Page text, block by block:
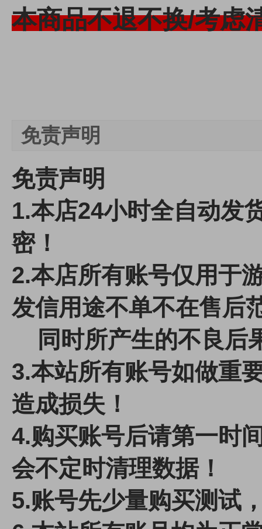
本商品不退不换/考虑
免责声明
免责声明
1.本店24小时全自动发
密！
2.本店所有账号仅用于
发信用途不单不在售后
同时所产生的不良后
3.本站所有账号如做重
造成损失！
4.购买账号后请第一时
会不定时清理数据！
5.账号先少量购买测试